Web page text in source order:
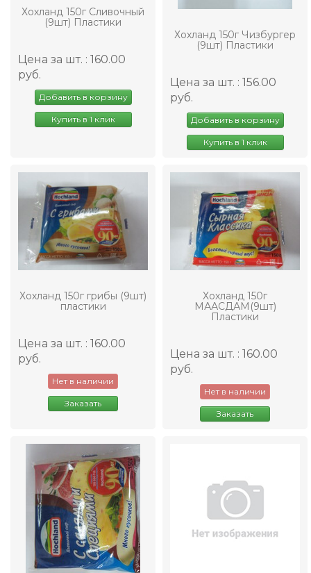
Хохланд 150г Сливочный
(9шт) Пластики
Цена за шт. : 160.00
руб.
Добавить в корзину
Купить в 1 клик
Хохланд 150г Чизбургер
(9шт) Пластики
Цена за шт. : 156.00
руб.
Добавить в корзину
Купить в 1 клик
Хохланд 150г грибы (9шт)
пластики
Цена за шт. : 160.00
руб.
Нет в наличии
Заказать
Хохланд 150г
МААСДАМ(9шт)
Пластики
Цена за шт. : 160.00
руб.
Нет в наличии
Заказать